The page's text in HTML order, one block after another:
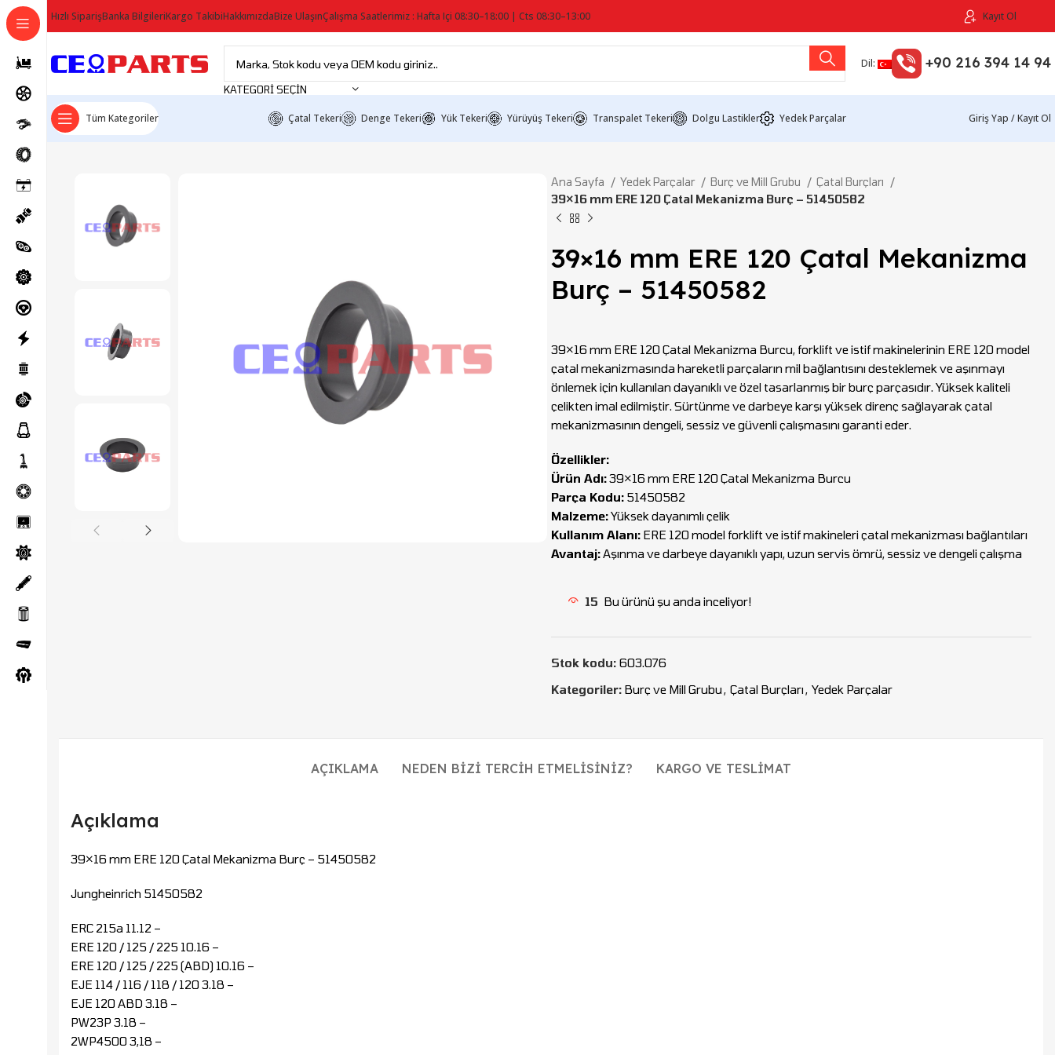
Hızlı SiparişBanka BilgileriKargo TakibiHakkımızdaBize UlaşınÇalışma Saatlerimiz : Hafta Içi 08:30–18:00 | Cts 08:30–13:00 Kayıt Ol
KATEGORI SEÇIN
Dil: +90 216 394 14 94
Tüm Kategoriler Çatal Tekeri Denge Tekeri Yük Tekeri Yürüyüş Tekeri Transpalet Tekeri Dolgu Lastikler Yedek Parçalar Giriş Yap / Kayıt Ol
Ana Sayfa Yedek Parçalar Burç ve Mill Grubu
Çatal Burçları
39×16 mm ERE 120 Çatal Mekanizma Burç – 51450582
39×16 mm ERE 120 Çatal Mekanizma
Burç – 51450582
39×16 mm ERE 120 Çatal Mekanizma Burcu, forklift ve istif makinelerinin ERE 120 model
çatal mekanizmasında hareketli parçaların mil bağlantısını desteklemek ve aşınmayı
önlemek için kullanılan dayanıklı ve özel tasarlanmış bir burç parçasıdır. Yüksek kaliteli
çelikten imal edilmiştir. Sürtünme ve darbeye karşı yüksek direnç sağlayarak çatal
mekanizmasının dengeli, sessiz ve güvenli çalışmasını garanti eder.
Özellikler:
Ürün Adı:39×16 mm ERE 120 Çatal Mekanizma Burcu
Parça Kodu: 51450582
Malzeme:Yüksek dayanımlı çelik
Kullanım Alanı: ERE 120 model forklift ve istif makineleri çatal mekanizması bağlantıları
Avantaj:Aşınma ve darbeye dayanıklı yapı, uzun servis ömrü, sessiz ve dengeli çalışma
15 Bu ürünü şu anda inceliyor!
Stok kodu: 603.076
Kategoriler: Burç ve Mill Grubu, Çatal Burçları, Yedek Parçalar
AÇIKLAMA NEDEN BIZI TERCIH ETMELISINIZ? KARGO VE TESLIMAT
Açıklama
39×16 mm ERE 120 Çatal Mekanizma Burç – 51450582
Jungheinrich 51450582
ERC 215a 11.12 –
ERE 120 / 125 / 225 10.16 –
ERE 120 / 125 / 225 (ABD) 10.16 –
EJE 114 / 116 / 118 / 120 3.18 –
EJE 120 ABD 3.18 –
PW23P 3.18 –
2WP4500 3,18 –